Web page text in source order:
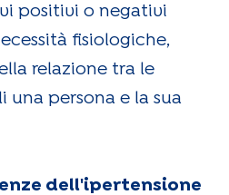
positivi o negativi
fisiologiche,
relazione tra le
una persona e la sua
dell'ipertensione